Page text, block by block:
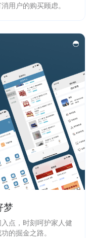
用户的购买顾虑。
梦
点，时刻呵护家人健
的掘金之路。